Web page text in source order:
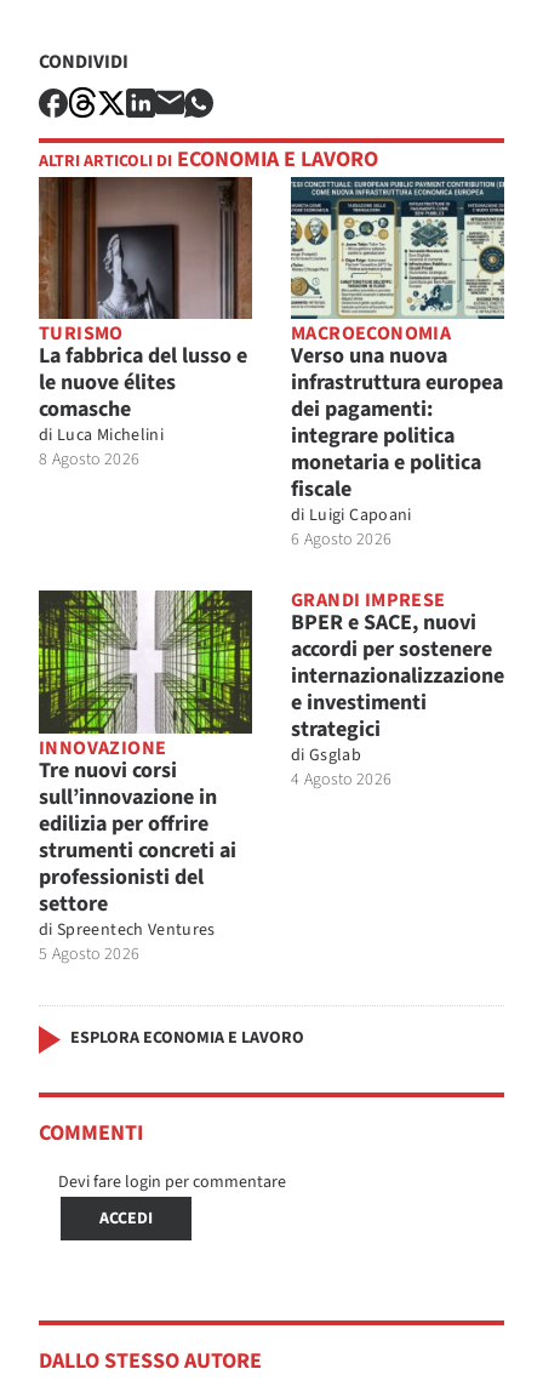
CONDIVIDI
ALTRI ARTICOLI DI ECONOMIA E LAVORO
TURISMO
La fabbrica del lusso e
le nuove élites
comasche
di Luca Michelini
8 Agosto 2026
MACROECONOMIA
Verso una nuova
infrastruttura europea
dei pagamenti:
integrare politica
monetaria e politica
fiscale
di Luigi Capoani
6 Agosto 2026
INNOVAZIONE
Tre nuovi corsi
sull’innovazione in
edilizia per offrire
strumenti concreti ai
professionisti del
settore
di Spreentech Ventures
5 Agosto 2026
GRANDI IMPRESE
BPER e SACE, nuovi
accordi per sostenere
internazionalizzazione
e investimenti
strategici
di Gsglab
4 Agosto 2026
ESPLORA ECONOMIA E LAVORO
COMMENTI
Devi fare login per commentare
ACCEDI
DALLO STESSO AUTORE